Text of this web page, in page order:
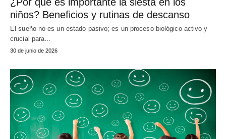
niños? Beneficios y rutinas de descanso
El sueño no es un estado pasivo; es un proceso biológico activo y
crucial para…
30 de junio de 2026